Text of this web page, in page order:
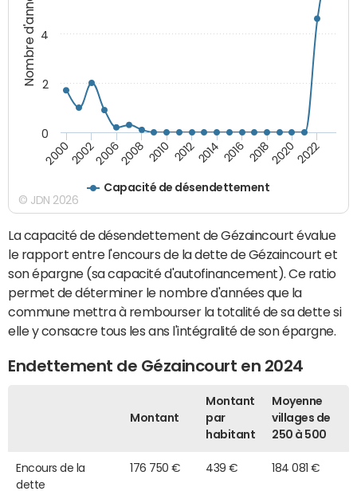
Nombre d'années
Capacité de désendettement
2000200220062008 2010 20122014 2016 201820202022
0
2
4
© JDN 2026
La capacité de désendettement de Gézaincourt évalue
le rapport entre l'encours de la dette de Gézaincourt et
son épargne (sa capacité d'autofinancement). Ce ratio
permet de déterminer le nombre d'années que la
commune mettra à rembourser la totalité de sa dette si
elle y consacre tous les ans l'intégralité de son épargne.
Endettement de Gézaincourt en 2024
Montant
Montant
par
habitant
Moyenne
villages de
250 à 500
Encours de la
dette
176 750 € 439 € 184 081 €